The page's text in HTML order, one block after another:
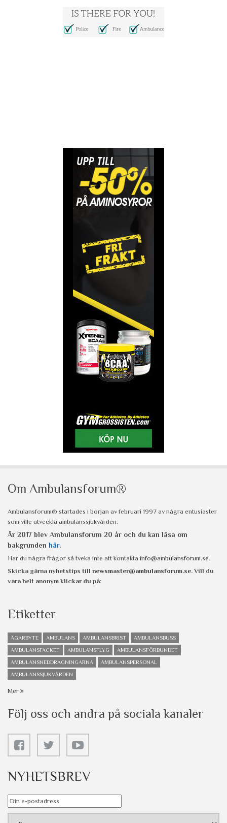
Om Ambulansforum®
Ambulansforum® startades i början av februari 1997 av några entusiaster
som ville utveckla ambulanssjukvården.
År 2017 blev Ambulansforum 20 år och du kan läsa om
bakgrunden här.
Har du några frågor så tveka inte att kontakta info@ambulansforum.se.
Skicka gärna nyhetstips till newsmaster@ambulansforum.se. Vill du
vara helt anonym klickar du på:
Etiketter
ÄGARBYTE AMBULANS AMBULANSBRIST
AMBULANSBUSS
AMBULANSFACKET
AMBULANSFLYG
AMBULANSFÖRBUNDET
AMBULANSNEDDRAGNINGARNA
AMBULANSPERSONAL
AMBULANSSJUKVÅRDEN
Mer
Följ oss och andra på sociala kanaler
NYHETSBREV